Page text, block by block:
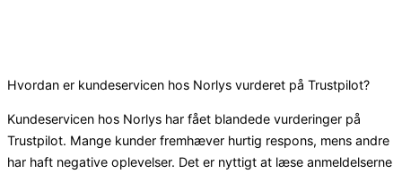
Hvordan er kundeservicen hos Norlys vurderet på Trustpilot?
Kundeservicen hos Norlys har fået blandede vurderinger på
Trustpilot. Mange kunder fremhæver hurtig respons, mens andre
har haft negative oplevelser. Det er nyttigt at læse anmeldelserne